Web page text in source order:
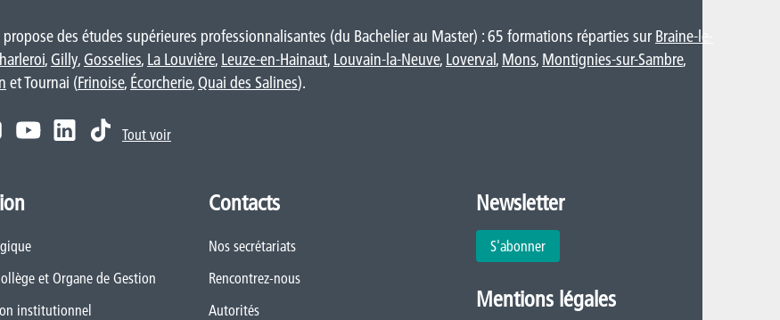
propose des études supérieures professionnalisantes (du Bachelier au Master) : 65 formations réparties surBraine-le-
, Gilly, Gosselies, La Louvière, Leuze-en-Hainaut, Louvain-la-Neuve, Loverval, Mons, Montignies-sur-Sambre,
et Tournai (Frinoise, Écorcherie, Quai des Salines).
Tout voir
et Organe de Gestion
institutionnel
Contacts
Nos secrétariats
Rencontrez-nous
Autorités
Newsletter
S'abonner
Mentions légales